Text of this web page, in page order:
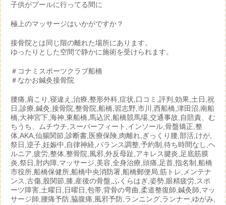
子供がプールに行ってる間に
極上のマッサージはいかがですか？
接骨院とは同じ階の離れた場所にあります。
ゆったりとした空間で静かに施術を受けられます。
＃コナミスポーツクラブ船橋
＃なかお鍼灸接骨院
腰痛,肩こり,寝違え,治療,整形外科,症状,口コミ,評判,効果,土日,祝
日,診療,鍼灸,接骨院,整骨院,船橋,習志野,市川,西船橋,津田沼,南船
橋,大神宮下,海神,東船橋,馬込沢,船橋競馬場,交通事故,自賠責、む
ちうち、ムチウチ,スーパーフィート,インソール,骨盤矯正,整
体,AKA,仙腸関節,診断書,医療保険,肉離れ,ぎっくり腰,部活,けが,
祭日,逆子,妊娠中,自律神経,バランス調整,予約制,待ち時間なし,ヘ
ルニア,疲労,整体,整骨院,風邪,外反母趾,アキレス腱炎,足底筋膜
炎,祭日,肘内障,マッサージ,美容,全身治療,頭痛,足首,指名制,船橋
市役所,船橋保健所,船橋中央消防署,船橋郵便局,筋トレ,メンテナ
ンス,古傷,股関節,膝,産後の骨盤,ふくらはぎ,姿勢,眼精疲労,スポ
ーツ障害,土曜日,日曜日,包帯,背骨の弯曲,柔道整復師,鍼灸師,マッ
サージ師,腰痛予防,脇腹痛,風邪予防,ランニング,ランナー,ゆがみ,